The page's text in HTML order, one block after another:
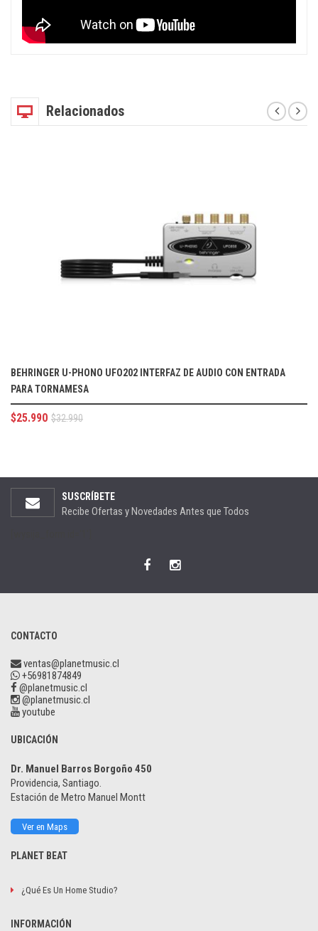
Relacionados
BEHRINGER U-PHONO UFO202 INTERFAZ DE AUDIO CON ENTRADA
PARA TORNAMESA
$32.990
$25.990
SUSCRÍBETE
Recibe Ofertas y Novedades Antes que Todos
CONTACTO
ventas@planetmusic.cl
+56981874849
@planetmusic.cl
@planetmusic.cl
youtube
UBICACIÓN
Dr. Manuel Barros Borgoño 450
Providencia, Santiago.
Estación de Metro Manuel Montt
Ver en Maps
PLANET BEAT
¿Qué Es Un Home Studio?
INFORMACIÓN